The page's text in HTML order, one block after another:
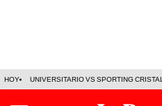
HOY UNIVERSITARIO VS SPORTING CRISTAL